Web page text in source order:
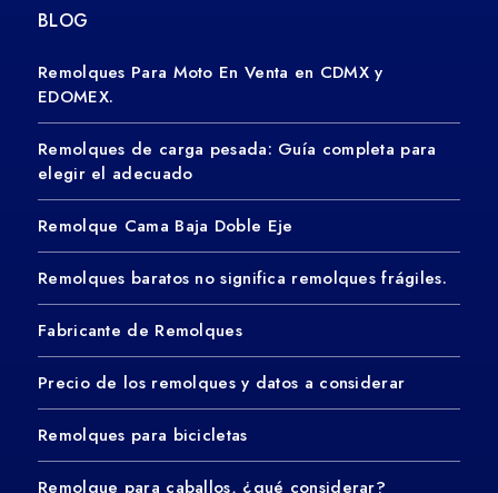
BLOG
Remolques Para Moto En Venta en CDMX y
EDOMEX.
Remolques de carga pesada: Guía completa para
elegir el adecuado
Remolque Cama Baja Doble Eje
Remolques baratos no significa remolques frágiles.
Fabricante de Remolques
Precio de los remolques y datos a considerar
Remolques para bicicletas
Remolque para caballos, ¿qué considerar?